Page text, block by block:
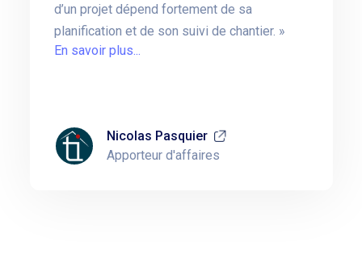
d’un projet dépend fortement de sa
planification et de son suivi de chantier.
En savoir plus...
Nicolas Pasquier
Apporteur d'affaires